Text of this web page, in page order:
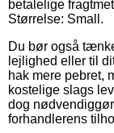
betalelige
Størrelse: Small.
Du bør også
lejlighed eller til
hak mere pebret,
kostelige slags
dog
forhandlerens